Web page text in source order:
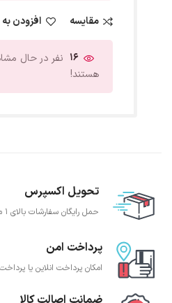
مقایسه افزودن
16 نفر در حال
هستند!
تحویل اکسپرس
حمل رایگان سفارشات بالای 1 میلیون تومان
پرداخت امن
امکان پرداخت انلاین یا